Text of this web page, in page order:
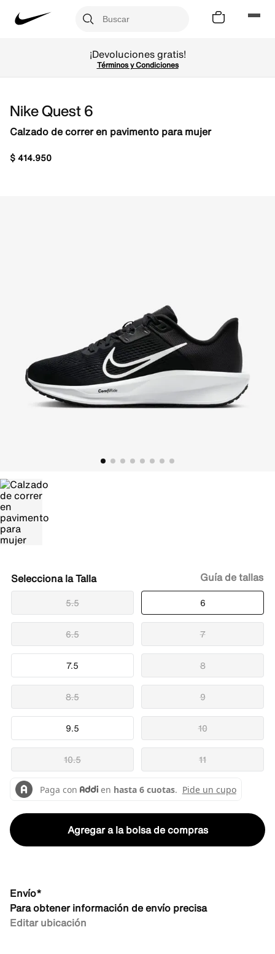
¡Devoluciones gratis!
Términos y Condiciones
Nike Quest 6
Calzado de correr en pavimento para mujer
$414.950
Talla
5.5 6
6.5 7
7.5 8
8.5 9
9.5 10
10.5 11
Guía de tallas
Agregar a la bolsa de compras
Envío*
Para obtener información de envío precisa
Editar ubicación